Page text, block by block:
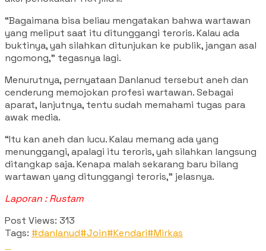
“Bagaimana bisa beliau mengatakan bahwa wartawan
yang meliput saat itu ditunggangi teroris. Kalau ada
buktinya, yah silahkan ditunjukan ke publik, jangan asal
ngomong,” tegasnya lagi.
Menurutnya, pernyataan Danlanud tersebut aneh dan
cenderung memojokan profesi wartawan. Sebagai
aparat, lanjutnya, tentu sudah memahami tugas para
awak media.
“Itu kan aneh dan lucu. Kalau memang ada yang
menunggangi, apalagi itu teroris, yah silahkan langsung
ditangkap saja. Kenapa malah sekarang baru bilang
wartawan yang ditunggangi teroris,” jelasnya.
Laporan : Rustam
Post Views: 313
Tags: #danlanud#Join#Kendari#Mirkas